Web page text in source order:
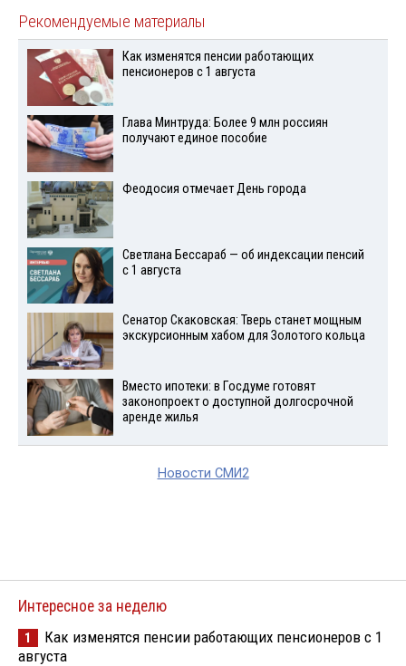
Рекомендуемые материалы
Как изменятся пенсии работающих
пенсионеров с 1 августа
Глава Минтруда: Более 9 млн россиян
получают единое пособие
Феодосия отмечает День города
Светлана Бессараб — об индексации пенсий
с 1 августа
Сенатор Скаковская: Тверь станет мощным
экскурсионным хабом для Золотого кольца
Вместо ипотеки: в Госдуме готовят
законопроект о доступной долгосрочной
аренде жилья
Новости СМИ2
Интересное за неделю
1
Как изменятся пенсии работающих пенсионеров с 1
августа